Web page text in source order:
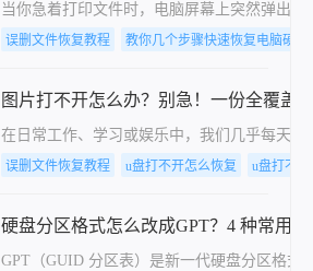
当你急着打印文件时，电脑屏幕上突然弹出“
误删文件恢复教程 教你几个步骤快速恢复电脑硬盘
图片打不开怎么办？别急！一份全覆盖
在日常工作、学习或娱乐中，我们几乎每天
误删文件恢复教程 u盘打不开怎么恢复 u盘打不
硬盘分区格式怎么改成GPT？4 种常用
GPT（GUID 分区表）是新一代硬盘分区格式